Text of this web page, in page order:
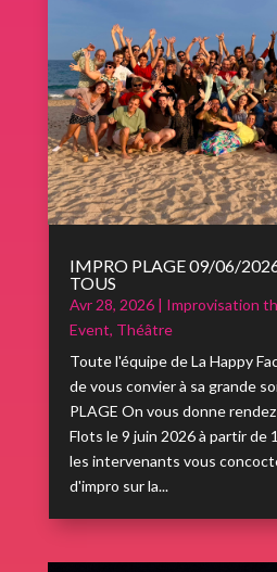
IMPRO PLAGE 09/06/
TOUS
Avr 28, 2026| Improvisation
Event, Théâtre
Toute l'équipe de La Happy
de vous convier à sa grande
PLAGE On vous donne
Flots le 9 juin 2026 à partir de
les intervenants vous
d'impro sur la...